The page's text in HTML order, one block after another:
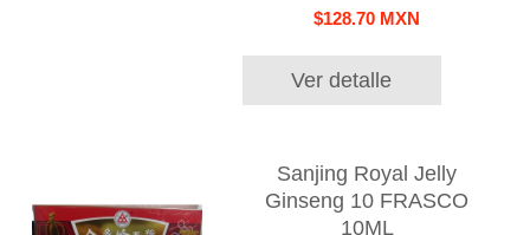
$128.70 MXN
Ver detalle
Sanjing Royal Jelly
Ginseng 10 FRASCO
10ML